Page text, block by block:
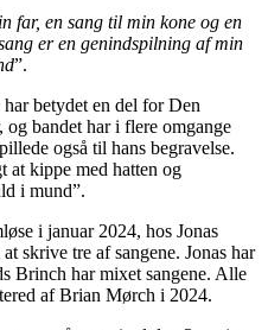
far, en sang til min kone og en
er en genindspilning af min
”.
betydet en del for Den
bandet har i flere omgange
også til hans begravelse.
at kippe med hatten og
i mund”.
i januar 2024, hos Jonas
skrive tre af sangene. Jonas har
Brinch har mixet sangene. Alle
af Brian Mørch i 2024.